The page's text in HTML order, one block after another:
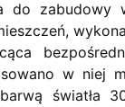
do
w niej
światła